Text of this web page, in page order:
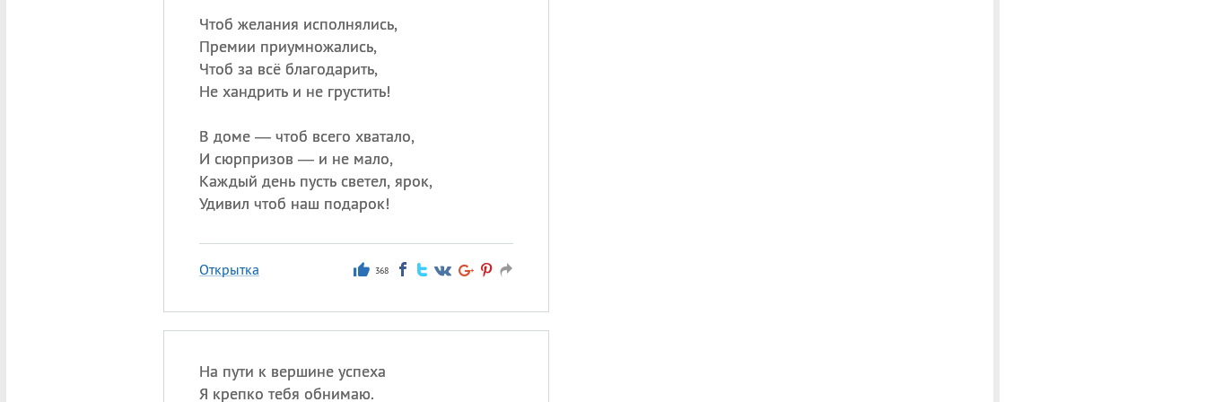
Чтоб желания исполнялись,
Премии приумножались,
Чтоб за всё благодарить,
Не хандрить и не грустить!
В доме — чтоб всего хватало,
И сюрпризов — и не мало,
Каждый день пусть светел, ярок,
Удивил чтоб наш подарок!
Открытка 368
На пути к вершине успеха
Я крепко тебя обнимаю.